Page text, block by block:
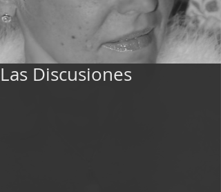
Las Discusiones